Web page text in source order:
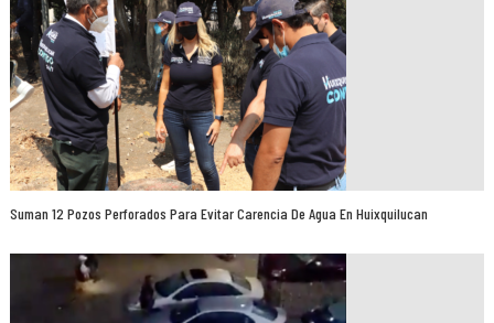
Suman 12 Pozos Perforados Para Evitar Carencia De Agua En Huixquilucan